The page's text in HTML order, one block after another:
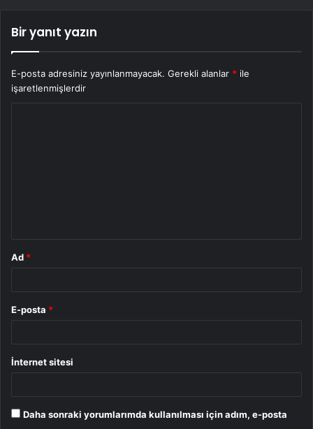
Bir yanıt yazın
E-posta adresiniz yayınlanmayacak. Gerekli alanlar * ile
işaretlenmişlerdir
Ad *
E-posta *
İnternet sitesi
Daha sonraki yorumlarımda kullanılması için adım, e-posta